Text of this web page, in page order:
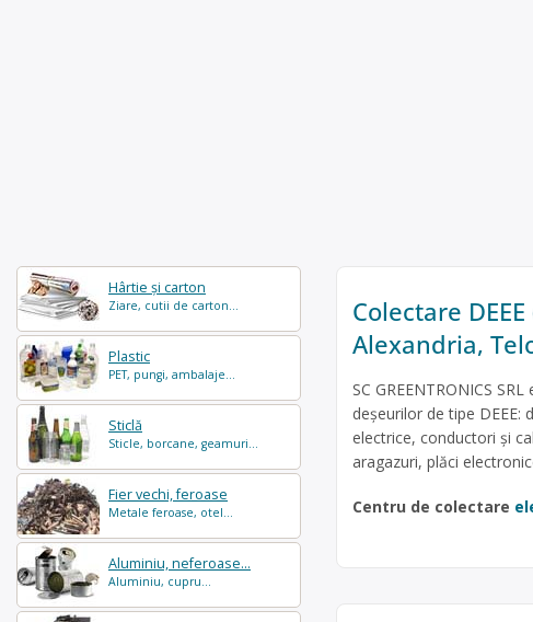
Hârtie și carton
Ziare, cutii de carton...
Plastic
PET, pungi, ambalaje...
Sticlă
Sticle, borcane, geamuri...
Fier vechi, feroase
Metale feroase, otel...
Aluminiu, neferoase...
Aluminiu, cupru...
Colectare
Alexandria,
SC GREENTRONICS
deșeurilor de tipe DEEE:
electrice, conductori și
aragazuri, plăci
Centru de colectare